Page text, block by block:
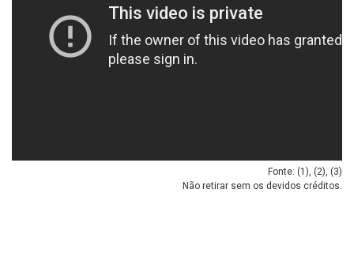
Fonte: (1 ), (2), (3)
Não retirar sem os devidos créditos.